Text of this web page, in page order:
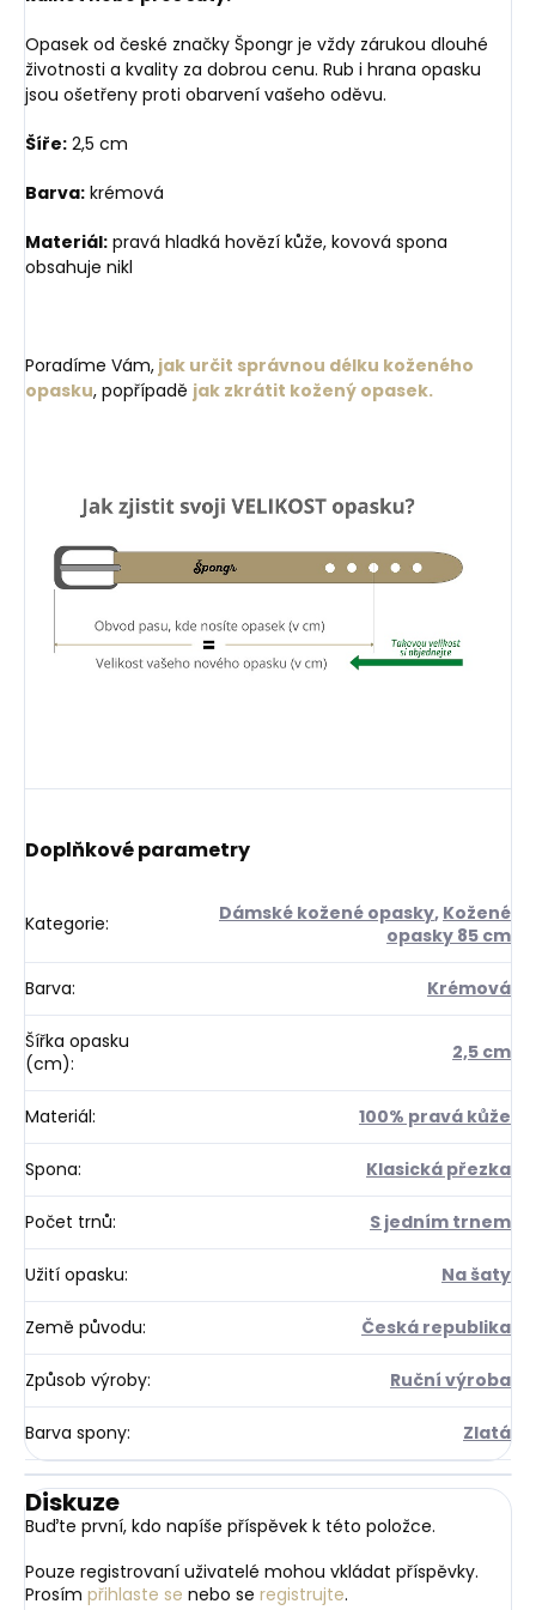
Opasek od české značky Špongr je vždy zárukou dlouhé
životnosti a kvality za dobrou cenu. Rub i hrana opasku
jsou ošetřeny proti obarvení vašeho oděvu.
Šíře: 2,5 cm
Barva: krémová
Materiál: pravá hladká hovězí kůže, kovová spona
obsahuje nikl
Poradíme Vám, jak určit správnou délku koženého
opasku, popřípadě jak zkrátit kožený opasek.
Doplňkové parametry
Kategorie: Dámské kožené opasky, Kožené
opasky 85 cm
Barva: Krémová
Šířka opasku
(cm): 2,5 cm
Materiál: 100% pravá kůže
Spona: Klasická přezka
Počet trnů: S jedním trnem
Užití opasku: Na šaty
Země původu: Česká republika
Způsob výroby: Ruční výroba
Barva spony: Zlatá
Diskuze
Buďte první, kdo napíše příspěvek k této položce.
Pouze registrovaní uživatelé mohou vkládat příspěvky.
Prosím přihlaste se nebo se registrujte.